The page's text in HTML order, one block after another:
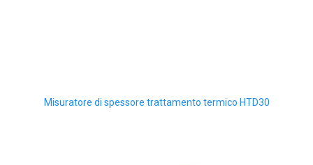
Misuratore di spessore trattamento termico HTD30